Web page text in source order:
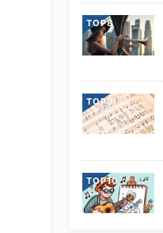
TOP
TOP
TOP